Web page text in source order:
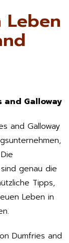
Leben
and Galloway
and Galloway
genau die
Tipps,
Leben in
Dumfries and